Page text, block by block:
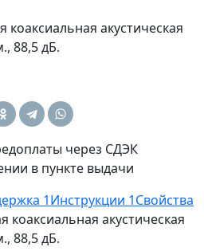
коаксиальная акустическая
88,5 дБ.
через СДЭК
в пункте выдачи
1Инструкции 1Свойства
коаксиальная акустическая
88,5 дБ.